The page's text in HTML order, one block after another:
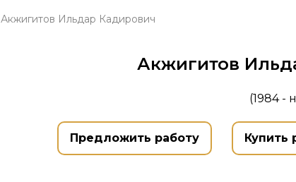
Акжигитов Ильдар Кадирович
Акжигитов
(1984 -
Предложить работу Купить